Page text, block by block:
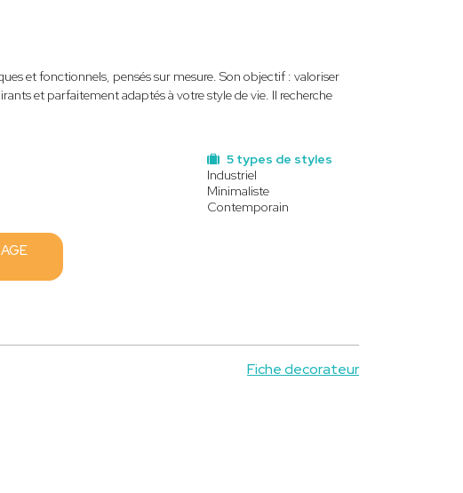
et fonctionnels, pensés sur mesure. Son objectif : valoriser
et parfaitement adaptés à votre style de vie. Il recherche
5 types de styles
Industriel
Minimaliste
Contemporain
Fiche decorateur